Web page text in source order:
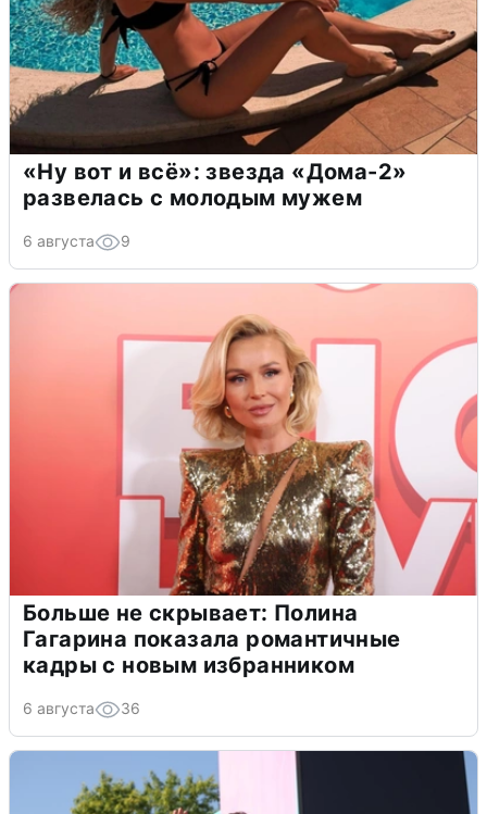
«Ну вот и всё»: звезда «Дома-2»
развелась с молодым мужем
6 августа 9
Больше не скрывает: Полина
Гагарина показала романтичные
кадры с новым избранником
6 августа 36